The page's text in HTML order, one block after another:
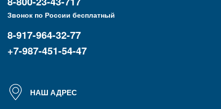
Звонок по России бесплатный
8-917-964-32-77
+7-987-451-54-47
НАШ АДРЕС